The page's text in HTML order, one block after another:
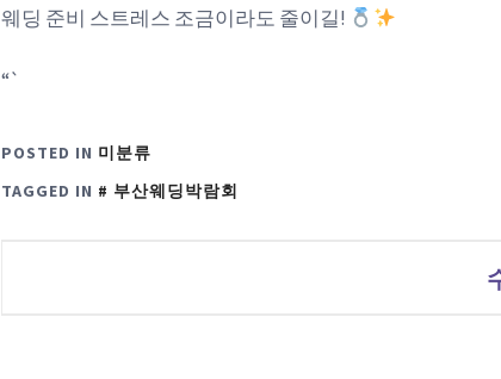
웨딩 준비 스트레스 조금이라도 줄이길!
“`
POSTED IN 미분류
TAGGED IN
부산웨딩박람회